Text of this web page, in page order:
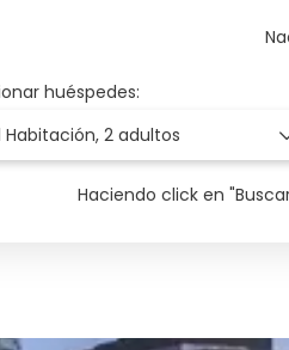
huéspedes:
Habitación,2 adultos
Haciendo click en